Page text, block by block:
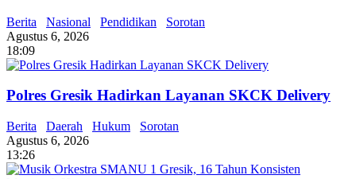
Berita Nasional Pendidikan
Sorotan
Agustus 6, 2026
18:09
Polres Gresik Hadirkan Layanan SKCK Delivery
Berita Daerah Hukum
Sorotan
Agustus 6, 2026
13:26